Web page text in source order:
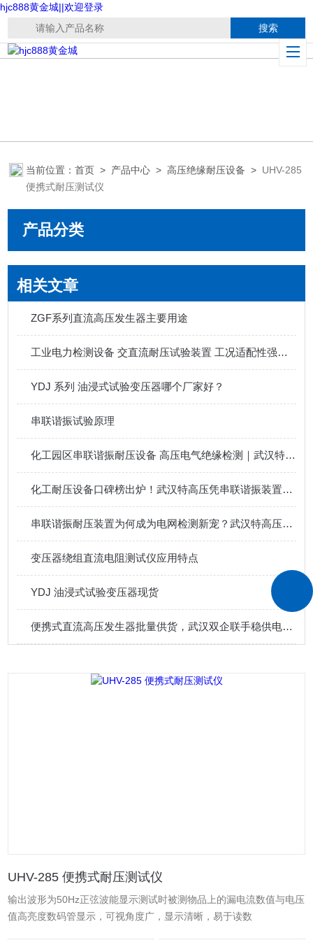
hjc888黄金城||欢迎登录
当前位置：首页 > 产品中心 >高压绝缘耐压设备 > UHV-285
便携式耐压测试仪
产品分类
相关文章
ZGF系列直流高压发生器主要用途
工业电力检测设备 交直流耐压试验装置 工况适配性强更耐用
YDJ 系列 油浸式试验变压器哪个厂家好？
串联谐振试验原理
化工园区串联谐振耐压设备 高压电气绝缘检测｜武汉特高压
化工耐压设备口碑榜出炉！武汉特高压凭串联谐振装置获用户力荐
串联谐振耐压装置为何成为电网检测新宠？武汉特高压实力解析
变压器绕组直流电阻测试仪应用特点
YDJ 油浸式试验变压器现货
便携式直流高压发生器批量供货，武汉双企联手稳供电力核心装备
UHV-285 便携式耐压测试仪
输出波形为50Hz正弦波能显示测试时被测物品上的漏电流数值与电压
值高亮度数码管显示，可视角度广，显示清晰，易于读数